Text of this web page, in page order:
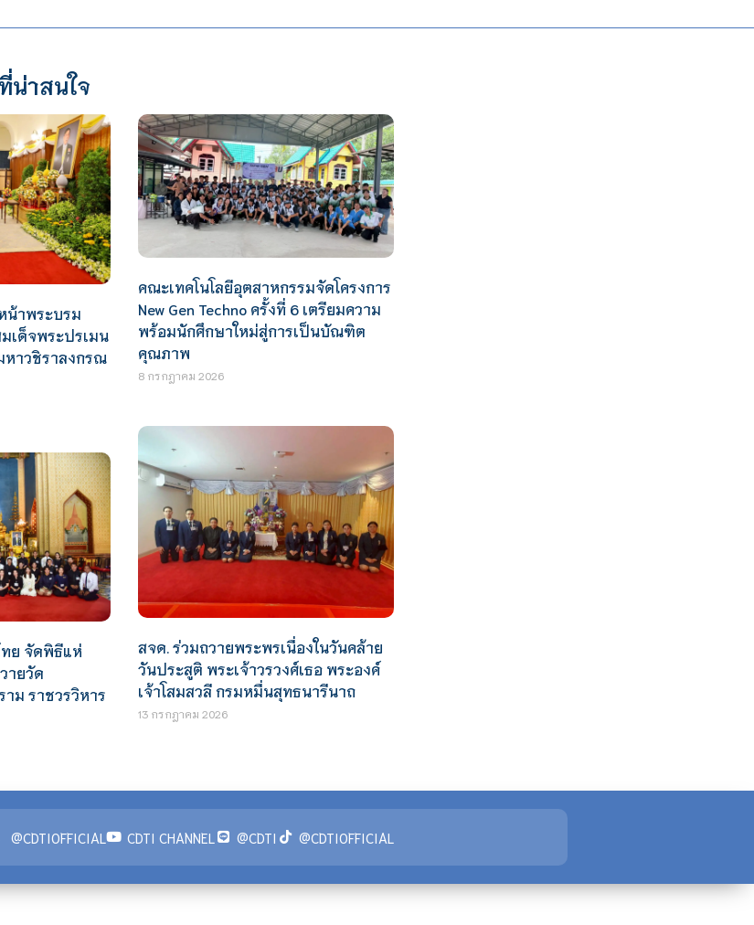
น่าสนใจ
น้าพระบรม
เด็จพระปรเมน
หาวชิราลงกรณ
คณะเทคโนโลยีอุตสาหกรรมจัดโครงการ
New Gen Techno ครั้งที่ 6 เตรียมความ
พร้อมนักศึกษาใหม่สู่การเป็นบัณฑิต
คุณภาพ
8 กรกฎาคม 2026
ย จัดพิธีแห่
ายวัด
ม ราชวรวิหาร
สจด. ร่วมถวายพระพรเนื่องในวันคล้าย
วันประสูติ พระเจ้าวรวงศ์เธอ พระองค์
เจ้าโสมสวลี กรมหมื่นสุทธนารีนาถ
13 กรกฎาคม 2026
@CDTIOFFICIAL CDTI CHANNEL @CDTI @CDTIOFFICIAL